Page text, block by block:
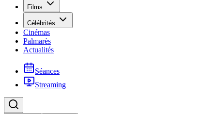
Films
Célébrités
Cinémas
Palmarès
Actualités
Séances
Streaming